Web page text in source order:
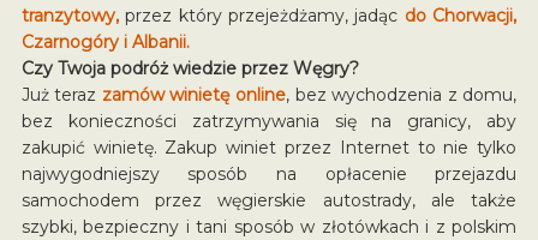
tranzytowy,przez który przejeżdżamy, jadąc do Chorwacji,
Czarnogóry i Albanii.
Czy Twoja podróż wiedzie przez Węgry?
Już teraz zamów winietę online, bez wychodzenia z domu,
bez konieczności zatrzymywania się na granicy, aby
zakupić winietę. Zakup winiet przez Internet to nie tylko
najwygodniejszy sposób na opłacenie przejazdu
samochodem przez węgierskie autostrady, ale także
szybki, bezpieczny i tani sposób w złotówkach i z polskim